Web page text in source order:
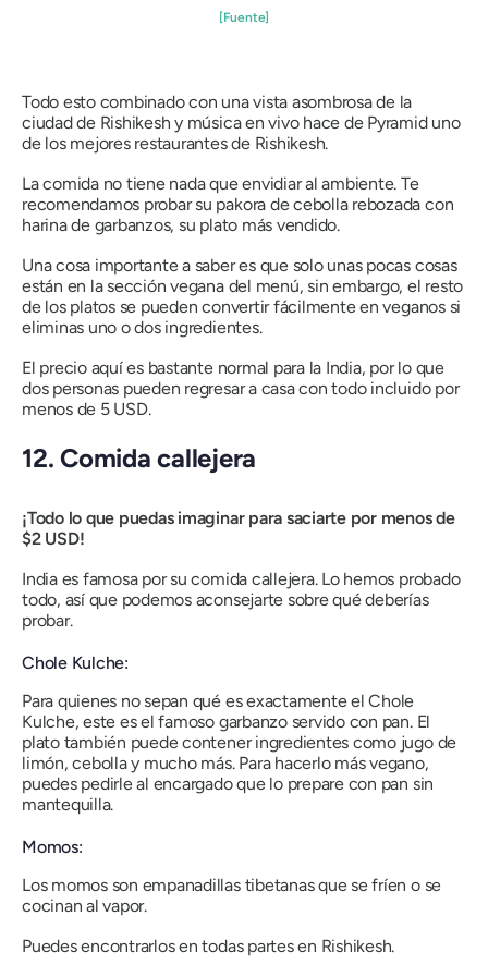
[Fuente]
Todo esto combinado con una vista asombrosa de la
ciudad de Rishikesh y música en vivo hace de Pyramid uno
de los mejores restaurantes de Rishikesh.
La comida no tiene nada que envidiar al ambiente. Te
recomendamos probar su pakora de cebolla rebozada con
harina de garbanzos, su plato más vendido.
Una cosa importante a saber es que solo unas pocas cosas
están en la sección vegana del menú, sin embargo, el resto
de los platos se pueden convertir fácilmente en veganos si
eliminas uno o dos ingredientes.
El precio aquí es bastante normal para la India, por lo que
dos personas pueden regresar a casa con todo incluido por
menos de 5 USD.
12. Comida callejera
¡Todo lo que puedas imaginar para saciarte por menos de
$2 USD!
India es famosa por su comida callejera. Lo hemos probado
todo, así que podemos aconsejarte sobre qué deberías
probar.
Chole Kulche:
Para quienes no sepan qué es exactamente el Chole
Kulche, este es el famoso garbanzo servido con pan. El
plato también puede contener ingredientes como jugo de
limón, cebolla y mucho más. Para hacerlo más vegano,
puedes pedirle al encargado que lo prepare con pan sin
mantequilla.
Momos:
Los momos son empanadillas tibetanas que se fríen o se
cocinan al vapor.
Puedes encontrarlos en todas partes en Rishikesh.